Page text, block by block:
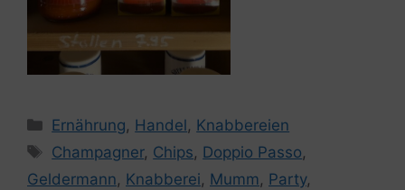
Kategorien
Ernährung, Handel, Knabbereien
Schlagwörter
Champagner, Chips, Doppio Passo,
Geldermann, Knabberei, Mumm, Party,